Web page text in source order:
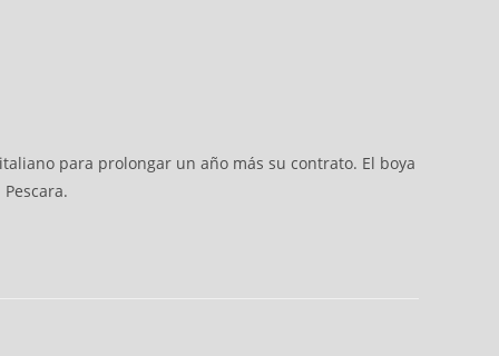
para prolongar un año más su contrato. El boya